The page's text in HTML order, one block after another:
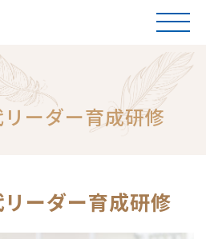
ーダー育成研修
ーダー育成研修